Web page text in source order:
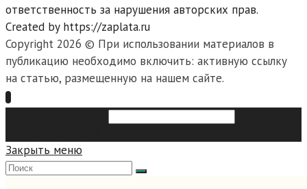
ответственность за нарушения авторских прав.
Created by https://zaplata.ru
Copyright 2026 © При использовании материалов в
публикацию необходимо включить: активную ссылку
на статью, размещенную на нашем сайте.
Закрыть меню